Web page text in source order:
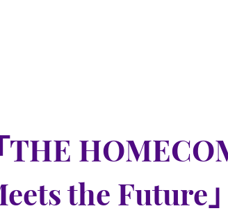
THE
the Future」